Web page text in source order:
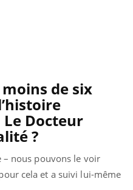
de six
Docteur
?
– nous pouvons le voir
cela et a suivi lui-même
Chikungunya, dengue,
West Nile : que se passe-